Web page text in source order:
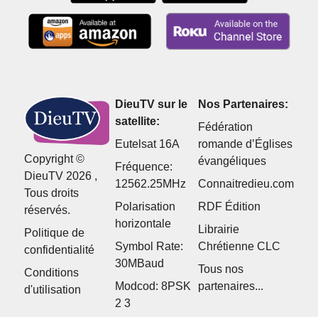
Copyright ©
DieuTV 2026 ,
Tous droits
réservés.
Politique de
confidentialité
Conditions
d'utilisation
DieuTV sur le
satellite:
Eutelsat 16A
Fréquence:
12562.25MHz
Polarisation
horizontale
Symbol Rate:
30MBaud
Modcod: 8PSK
2 3
Nos Partenaires:
Fédération
romande d’Églises
évangéliques
Connaitredieu.com
RDF Édition
Librairie
Chrétienne CLC
Tous nos
partenaires...